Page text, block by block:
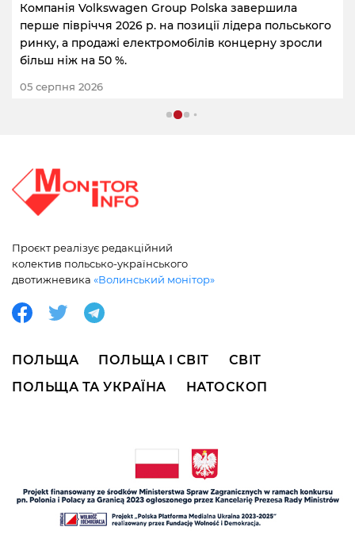
Компанія Volkswagen Group Polska завершила
перше півріччя 2026 р. на позиції лідера польського
ринку, а продажі електромобілів концерну зросли
більш ніж на 50 %.
05 серпня 2026
Проєкт реалізує редакційний
колектив польсько-українського
двотижневика «Волинський монітор»
ПОЛЬЩА ПОЛЬЩА І СВІТ
СВІТ
ПОЛЬЩА ТА УКРАЇНА
НАТОСКОП